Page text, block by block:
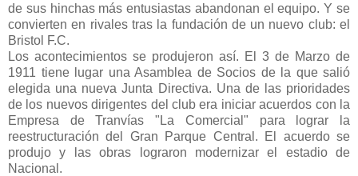
de sus hinchas más entusiastas abandonan el equipo. Y se
convierten en rivales tras la fundación de un nuevo club: el
Bristol F.C.
Los acontecimientos se produjeron así. El 3 de Marzo de
1911 tiene lugar una Asamblea de Socios de la que salió
elegida una nueva Junta Directiva. Una de las prioridades
de los nuevos dirigentes del club era iniciar acuerdos con la
Empresa de Tranvías "La Comercial" para lograr la
reestructuración del Gran Parque Central. El acuerdo se
produjo y las obras lograron modernizar el estadio de
Nacional.